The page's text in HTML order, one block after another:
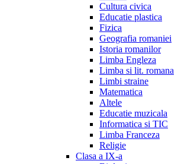
Cultura civica
Educatie plastica
Fizica
Geografia romaniei
Istoria romanilor
Limba Engleza
Limba si lit. romana
Limbi straine
Matematica
Altele
Educatie muzicala
Informatica si TIC
Limba Franceza
Religie
Clasa a IX-a